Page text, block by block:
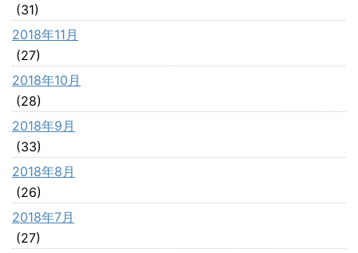
(31)
2018年11月
(27)
2018年10月
(28)
2018年9月
(33)
2018年8月
(26)
2018年7月
(27)